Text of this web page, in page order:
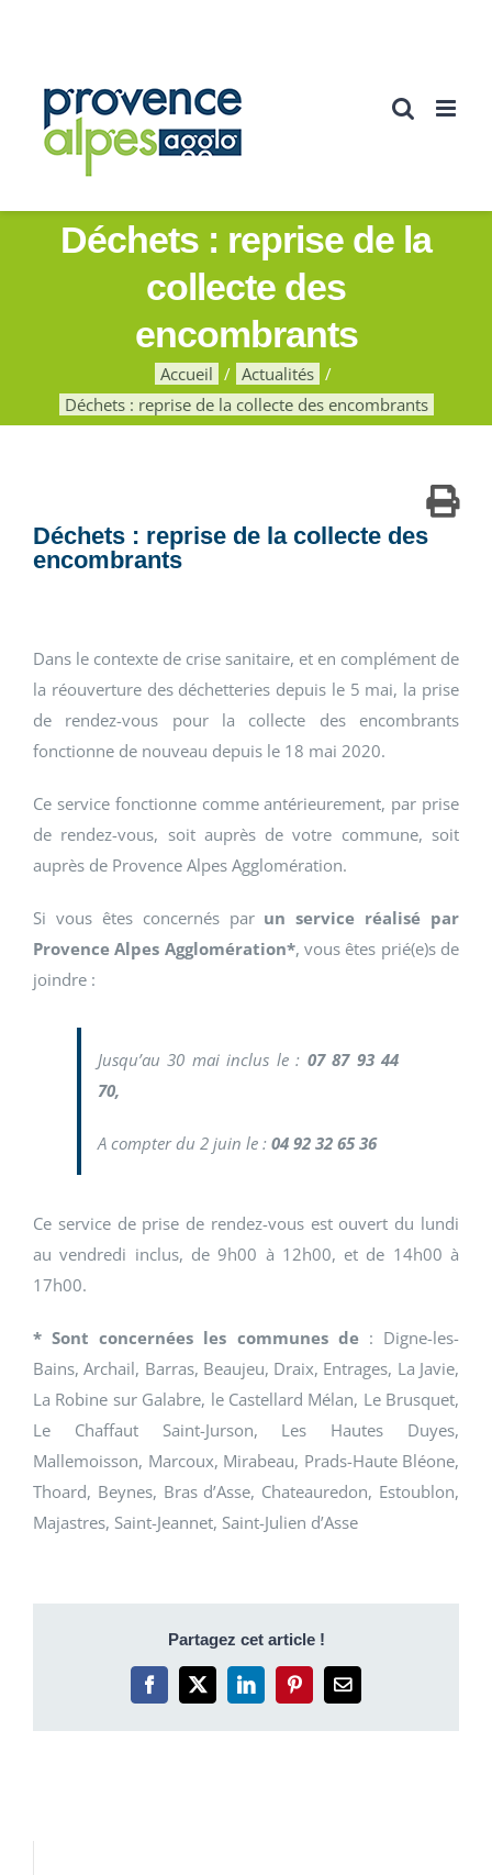
Déchets : reprise de la
collecte des
encombrants
Accueil
Actualités
Déchets : reprise de la collecte des encombrants
Déchets : reprise de la collecte des
encombrants
Dans le contexte de crise sanitaire, et en complément de
la réouverture des déchetteries depuis le 5 mai, la prise
de rendez-vous pour la collecte des encombrants
fonctionne de nouveau depuis le 18 mai 2020.
Ce service fonctionne comme antérieurement, par prise
de rendez-vous, soit auprès de votre commune, soit
auprès de Provence Alpes Agglomération.
Si vous êtes concernés par un service réalisé par
Provence Alpes Agglomération*, vous êtes prié(e)s de
joindre :
Jusqu’au 30 mai inclus le : 07 87 93 44
70,
A compter du 2 juin le : 04 92 32 65 36
Ce service de prise de rendez-vous est ouvert du lundi
au vendredi inclus, de 9h00 à 12h00, et de 14h00 à
17h00.
* Sont concernées les communes de: Digne-les-
Bains, Archail, Barras, Beaujeu, Draix, Entrages, La Javie,
La Robine sur Galabre, le Castellard Mélan, Le Brusquet,
Le Chaffaut Saint-Jurson, Les Hautes Duyes,
Mallemoisson, Marcoux, Mirabeau, Prads-Haute Bléone,
Thoard, Beynes, Bras d’Asse, Chateauredon, Estoublon,
Majastres, Saint-Jeannet, Saint-Julien d’Asse
Partagez cet article !
Facebook
X LinkedInPinterestEmail